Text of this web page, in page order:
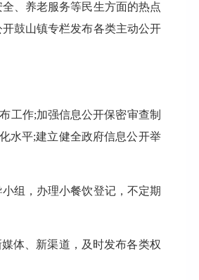
、养老服务等民生方面的热点
鼓山镇专栏发布各类主动公开
工作;加强信息公开保密审查制
水平;建立健全政府信息公开举
组，办理小餐饮登记，不定期
体、新渠道，及时发布各类权